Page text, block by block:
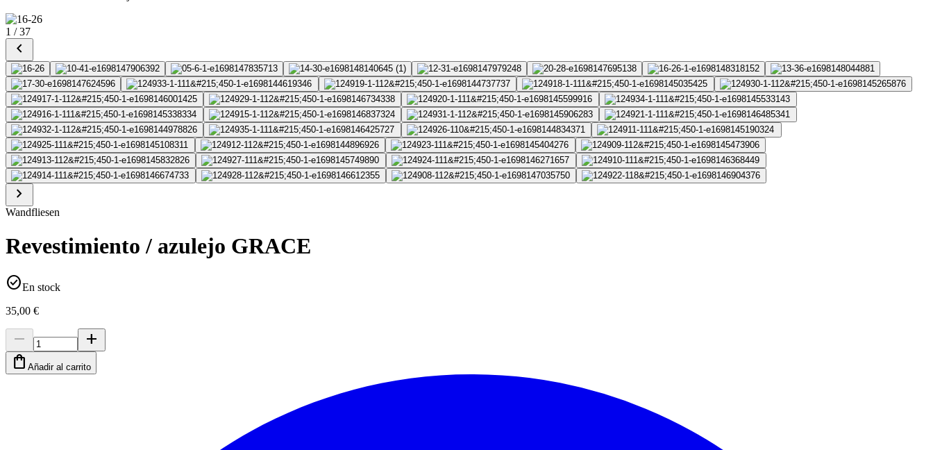
1 /37
chevron_left
chevron_right
Wandfliesen
Revestimiento / azulejo GRACE
check_circleEn stock
35,00 €
remove
add
shopping_bag Añadir al carrito